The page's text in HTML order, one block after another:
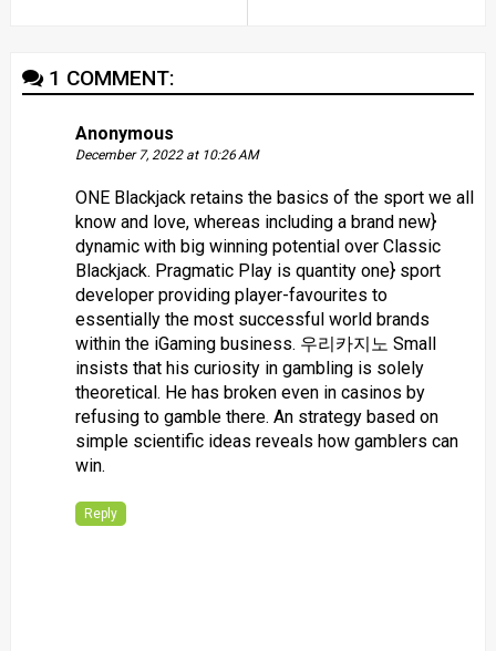
1 COMMENT:
Anonymous
December 7, 2022 at 10:26 AM
ONE Blackjack retains the basics of the sport we all
know and love, whereas including a brand new}
dynamic with big winning potential over Classic
Blackjack. Pragmatic Play is quantity one} sport
developer providing player-favourites to
essentially the most successful world brands
within the iGaming business. 우리카지노 Small
insists that his curiosity in gambling is solely
theoretical. He has broken even in casinos by
refusing to gamble there. An strategy based on
simple scientific ideas reveals how gamblers can
win.
Reply